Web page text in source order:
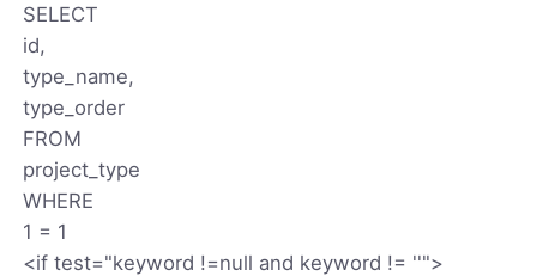
SELECT
id,
type_name,
type_order
FROM
project_type
WHERE
1 = 1
<if test="keyword !=null and keyword != ''">